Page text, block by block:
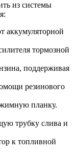
из системы
аккумуляторной
тормозной
поддерживая
резинового
планку.
трубку слива и
к топливной